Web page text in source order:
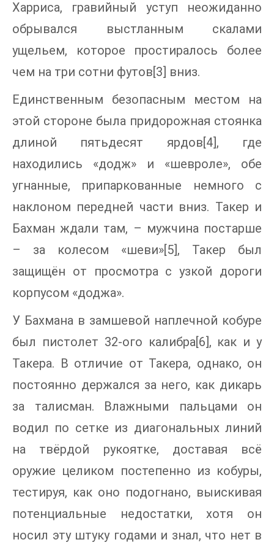
Харриса, гравийный уступ неожиданно
обрывался выстланным скалами
ущельем, которое простиралось более
чем на три сотни футов[3] вниз.
Единственным безопасным местом на
этой стороне была придорожная стоянка
длиной пятьдесят ярдов[4], где
находились «додж» и «шевроле», обе
угнанные, припаркованные немного с
наклоном передней части вниз. Такер и
Бахман ждали там, – мужчина постарше
– за колесом «шеви»[5], Такер был
защищён от просмотра с узкой дороги
корпусом «доджа».
У Бахмана в замшевой наплечной кобуре
был пистолет 32-ого калибра[6], как и у
Такера. В отличие от Такера, однако, он
постоянно держался за него, как дикарь
за талисман. Влажными пальцами он
водил по сетке из диагональных линий
на твёрдой рукоятке, доставая всё
оружие целиком постепенно из кобуры,
тестируя, как оно подогнано, выискивая
потенциальные недостатки, хотя он
носил эту штуку годами и знал, что нет в